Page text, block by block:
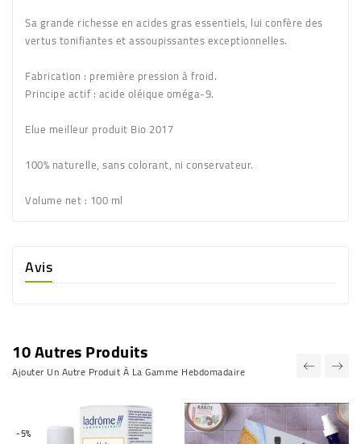
Sa grande richesse en acides gras essentiels, lui confère des
vertus tonifiantes et assoupissantes exceptionnelles.
Fabrication : première pression à froid.
Principe actif: acide oléique oméga-9.
Elue meilleur produit Bio 2017
100% naturelle, sans colorant, ni conservateur.
Volume net : 100 ml
Avis
10 Autres Produits
Ajouter Un Autre Produit À La Gamme Hebdomadaire
-5%